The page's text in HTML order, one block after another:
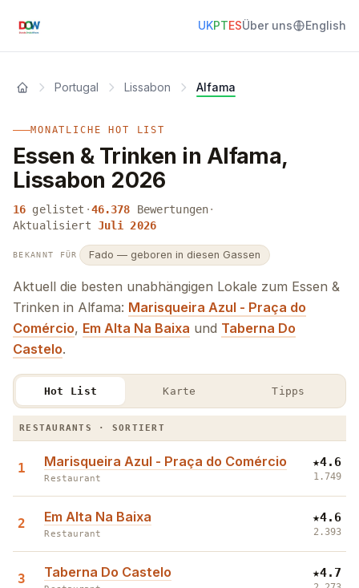
UKPTESÜber uns English
Portugal Lissabon Alfama
MONATLICHE HOT LIST
Essen & Trinken in Alfama,
Lissabon 2026
16 gelistet ·46.378 Bewertungen·
Aktualisiert Juli 2026
BEKANNT FÜR Fado — geboren in diesen Gassen
Aktuell die besten unabhängigen Lokale zum Essen &
Trinken in Alfama: Marisqueira Azul - Praça do
Comércio, Em Alta Na Baixa und Taberna Do
Castelo.
Hot List Karte Tipps
Die Alfama Hot List · Restaurants & Bars
RESTAURANTS · SORTIERT
1 Marisqueira Azul - Praça do Comércio
Restaurant
★4.6
1.749
2 Em Alta Na Baixa
Restaurant
★4.6
2.393
3 Taberna Do Castelo ★4.7